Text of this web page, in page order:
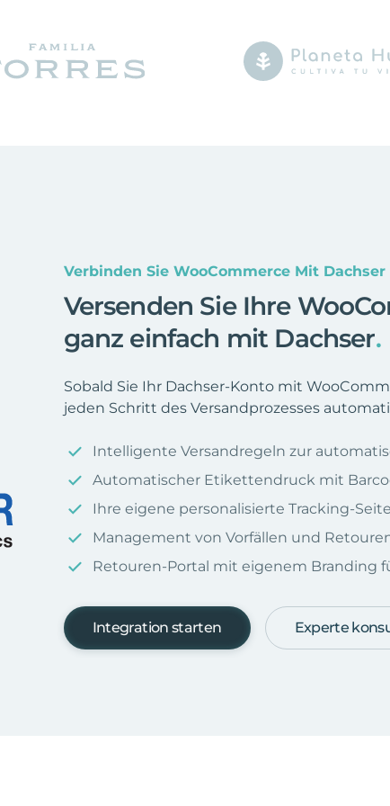
Verbinden Sie WooCommerce Mit
Versenden Sie Ihre
ganz einfach mit Dachser.
Sobald Sie Ihr Dachser-Konto mit
jeden Schritt des Versandprozesses
Intelligente Versandregeln zur
Automatischer Etikettendruck mit
Ihre eigene personalisierte Tracking-
Management von Vorfällen und
Retouren-Portal mit eigenem Branding
Integration starten Experte